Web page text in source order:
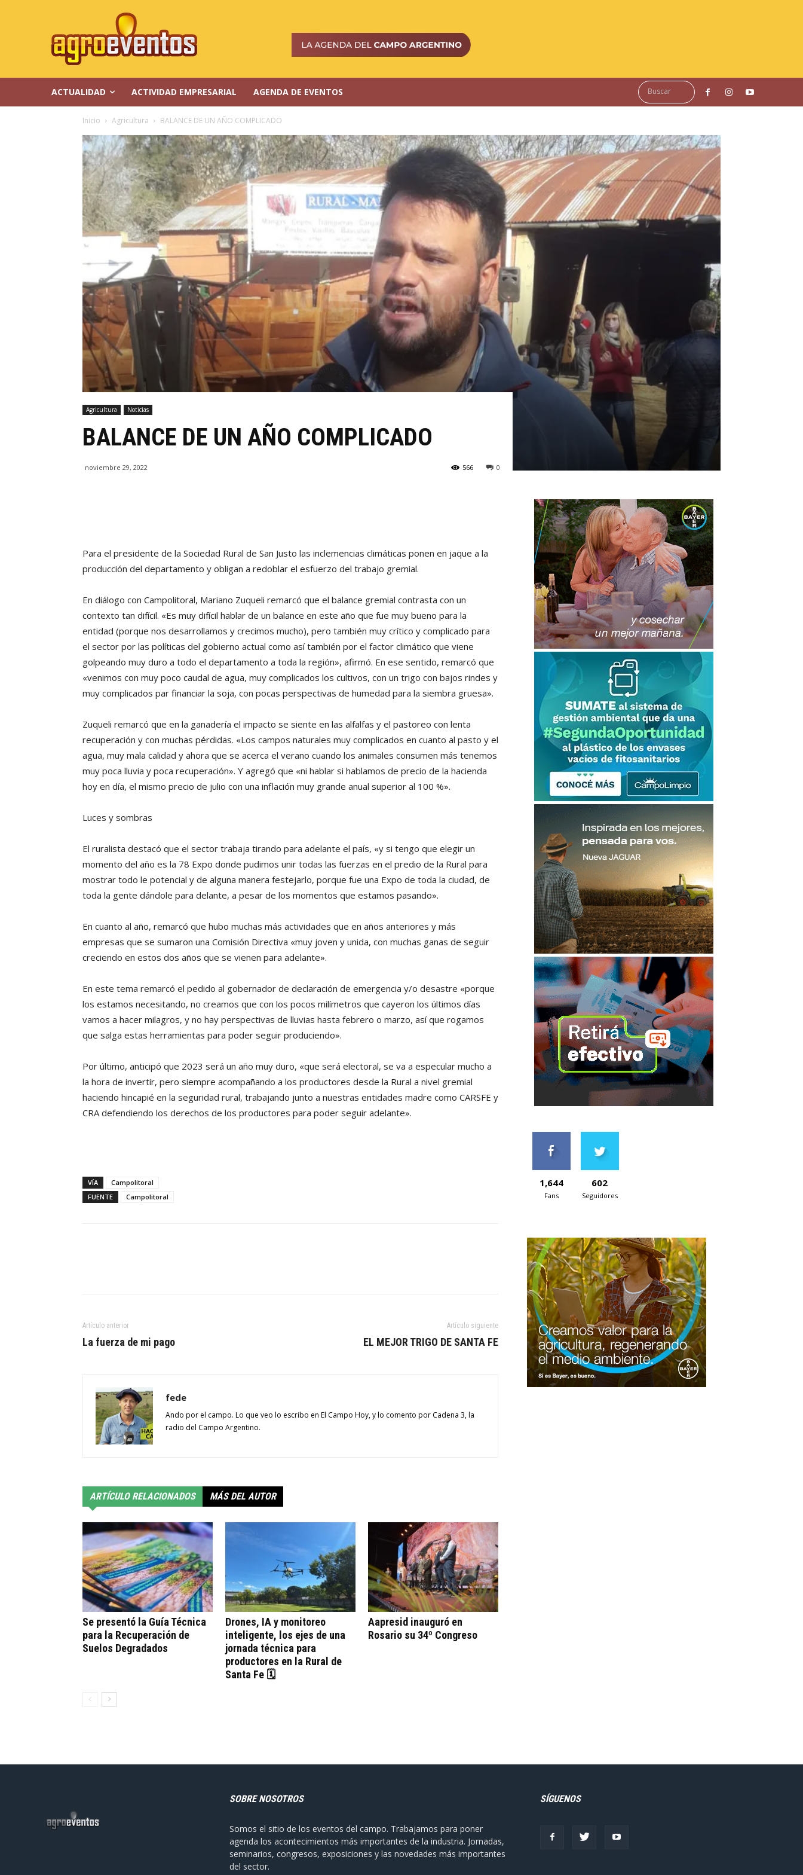
ACTUALIDAD ACTIVIDAD EMPRESARIAL AGENDA DE EVENTOS Buscar
Inicio Agricultura BALANCE DE UN AÑO COMPLICADO
Agricultura Noticias
BALANCE DE UN AÑO COMPLICADO
noviembre 29, 2022 0
566
Para el presidente de la Sociedad Rural de San Justo las inclemencias climáticas ponen en jaque a la
producción del departamento y obligan a redoblar el esfuerzo del trabajo gremial.
En diálogo con Campolitoral, Mariano Zuqueli remarcó que el balance gremial contrasta con un
contexto tan difícil. «Es muy difícil hablar de un balance en este año que fue muy bueno para la
entidad (porque nos desarrollamos y crecimos mucho), pero también muy crítico y complicado para
el sector por las políticas del gobierno actual como así también por el factor climático que viene
golpeando muy duro a todo el departamento a toda la región», afirmó. En ese sentido, remarcó que
«venimos con muy poco caudal de agua, muy complicados los cultivos, con un trigo con bajos rindes y
muy complicados par financiar la soja, con pocas perspectivas de humedad para la siembra gruesa».
Zuqueli remarcó que en la ganadería el impacto se siente en las alfalfas y el pastoreo con lenta
recuperación y con muchas pérdidas. «Los campos naturales muy complicados en cuanto al pasto y el
agua, muy mala calidad y ahora que se acerca el verano cuando los animales consumen más tenemos
muy poca lluvia y poca recuperación». Y agregó que «ni hablar si hablamos de precio de la hacienda
hoy en día, el mismo precio de julio con una inflación muy grande anual superior al 100 %».
Luces y sombras
El ruralista destacó que el sector trabaja tirando para adelante el país, «y si tengo que elegir un
momento del año es la 78 Expo donde pudimos unir todas las fuerzas en el predio de la Rural para
mostrar todo le potencial y de alguna manera festejarlo, porque fue una Expo de toda la ciudad, de
toda la gente dándole para delante, a pesar de los momentos que estamos pasando».
En cuanto al año, remarcó que hubo muchas más actividades que en años anteriores y más
empresas que se sumaron una Comisión Directiva «muy joven y unida, con muchas ganas de seguir
creciendo en estos dos años que se vienen para adelante».
En este tema remarcó el pedido al gobernador de declaración de emergencia y/o desastre «porque
los estamos necesitando, no creamos que con los pocos milímetros que cayeron los últimos días
vamos a hacer milagros, y no hay perspectivas de lluvias hasta febrero o marzo, así que rogamos
que salga estas herramientas para poder seguir produciendo».
Por último, anticipó que 2023 será un año muy duro, «que será electoral, se va a especular mucho a
la hora de invertir, pero siempre acompañando a los productores desde la Rural a nivel gremial
haciendo hincapié en la seguridad rural, trabajando junto a nuestras entidades madre como CARSFE y
CRA defendiendo los derechos de los productores para poder seguir adelante».
VÍA
Campolitoral
FUENTE
Campolitoral
Artículo anterior
La fuerza de mi pago
Artículo siguiente
EL MEJOR TRIGO DE SANTA FE
fede
Ando por el campo. Lo que veo lo escribo en El Campo Hoy, y lo comento por Cadena 3, la
radio del Campo Argentino.
ARTÍCULO RELACIONADOS MÁS DEL AUTOR
Se presentó la Guía Técnica
para la Recuperación de
Suelos Degradados
Drones, IA y monitoreo
inteligente, los ejes de una
jornada técnica para
productores en la Rural de
Santa Fe 🗓
Aapresid inauguró en
Rosario su 34º Congreso
1,644
Fans
602
Seguidores
SOBRE NOSOTROS
Somos el sitio de los eventos del campo. Trabajamos para poner
agenda los acontecimientos más importantes de la industria. Jornadas,
seminarios, congresos, exposiciones y las novedades más importantes
del sector.
SÍGUENOS